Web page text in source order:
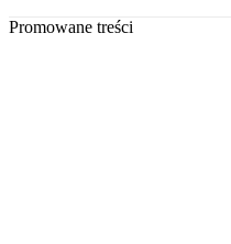
Promowane treści